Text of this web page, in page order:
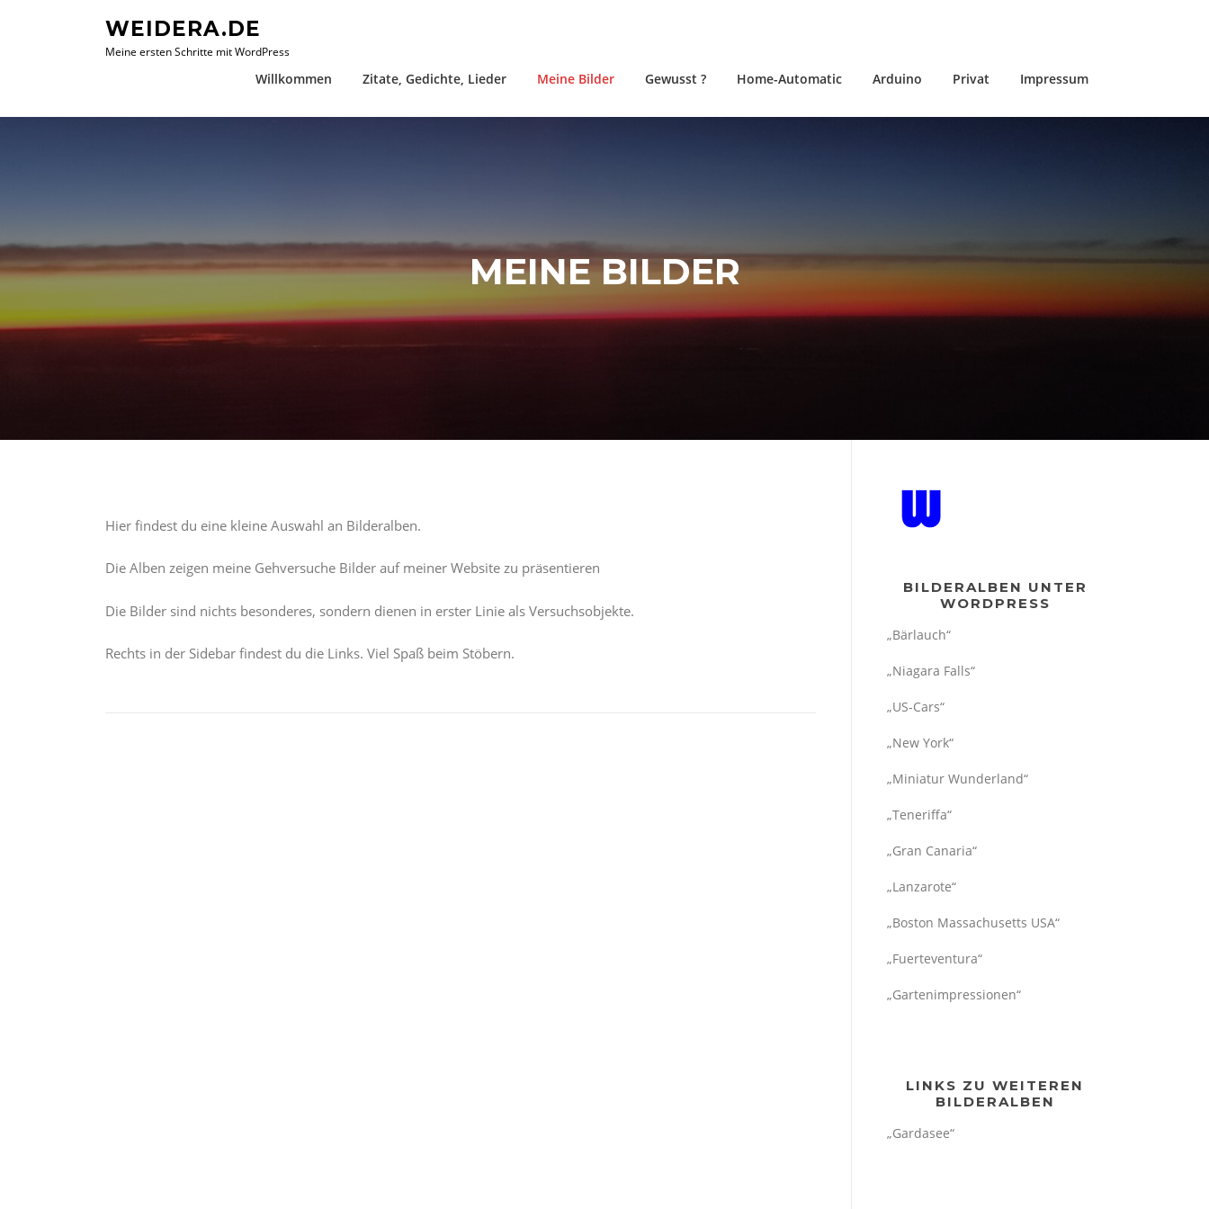
WEIDERA.DE
Meine ersten Schritte mit WordPress
Willkommen Zitate, Gedichte, Lieder Meine Bilder Gewusst ? Home-Automatic Arduino Privat Impressum
MEINE BILDER
Hier findest du eine kleine Auswahl an Bilderalben.
Die Alben zeigen meine Gehversuche Bilder auf meiner Website zu präsentieren
Die Bilder sind nichts besonderes, sondern dienen in erster Linie als Versuchsobjekte.
Rechts in der Sidebar findest du die Links. Viel Spaß beim Stöbern.
BILDERALBEN UNTER
WORDPRESS
„Bärlauch“
„Niagara Falls“
„US-Cars“
„New York“
„Miniatur Wunderland“
„Teneriffa“
„Gran Canaria“
„Lanzarote“
„Boston Massachusetts USA“
„Fuerteventura“
„Gartenimpressionen“
LINKS ZU WEITEREN
BILDERALBEN
„Gardasee“